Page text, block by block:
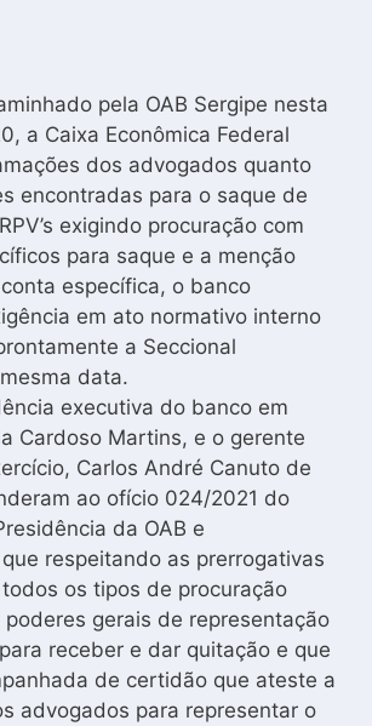
pela OAB Sergipe nesta
a Caixa Econômica Federal
dos advogados quanto
encontradas para o saque de
exigindo procuração com
para saque e a menção
específica, o banco
em ato normativo interno
a Seccional
data.
executiva do banco em
Cardoso Martins, e o gerente
Carlos André Canuto de
ao ofício 024/2021 do
da OAB e
respeitando as prerrogativas
os tipos de procuração
gerais de representação
receber e dar quitação e que
de certidão que ateste a
advogados para representar o